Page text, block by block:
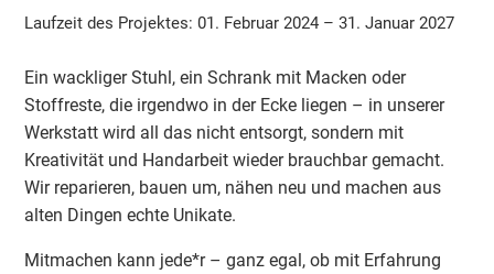
Laufzeit des Projektes: 01. Februar 2024 – 31. Januar 2027
Ein wackliger Stuhl, ein Schrank mit Macken oder
Stoffreste, die irgendwo in der Ecke liegen – in unserer
Werkstatt wird all das nicht entsorgt, sondern mit
Kreativität und Handarbeit wieder brauchbar gemacht.
Wir reparieren, bauen um, nähen neu und machen aus
alten Dingen echte Unikate.
Mitmachen kann jede*r – ganz egal, ob mit Erfahrung